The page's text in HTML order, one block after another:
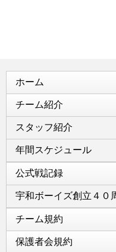
ホーム
チーム紹介
スタッフ紹介
年間スケジュール
公式戦記録
宇和ボーイズ創立４０
チーム規約
保護者会規約